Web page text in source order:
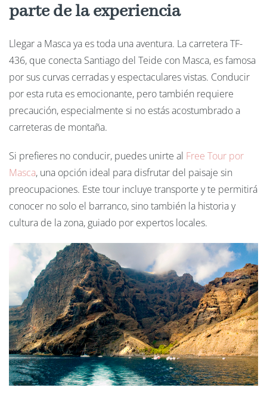
parte de la experiencia
Llegar a Masca ya es toda una aventura. La carretera TF-
436, que conecta Santiago del Teide con Masca, es famosa
por sus curvas cerradas y espectaculares vistas. Conducir
por esta ruta es emocionante, pero también requiere
precaución, especialmente si no estás acostumbrado a
carreteras de montaña.
Si prefieres no conducir, puedes unirte al Free Tour por
Masca, una opción ideal para disfrutar del paisaje sin
preocupaciones. Este tour incluye transporte y te permitirá
conocer no solo el barranco, sino también la historia y
cultura de la zona, guiado por expertos locales.